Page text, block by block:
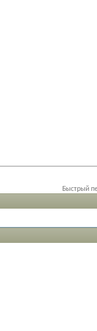
Быстрый